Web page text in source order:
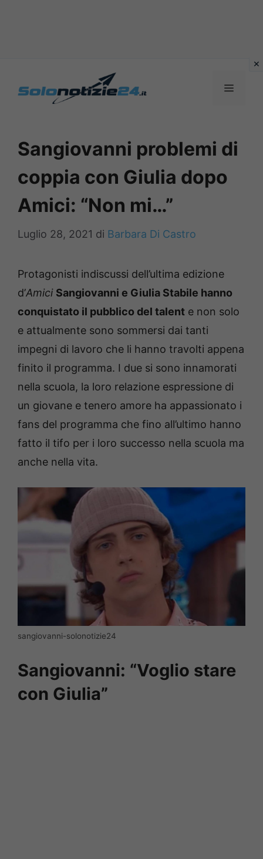
MENU
Sangiovanni problemi di
coppia con Giulia dopo
Amici: “Non mi…”
Luglio 28, 2021 di Barbara Di Castro
Protagonisti indiscussi dell’ultima edizione
d’Amici Sangiovanni e Giulia Stabile hanno
conquistato il pubblico del talent e non solo
e attualmente sono sommersi dai tanti
impegni di lavoro che li hanno travolti appena
finito il programma. I due si sono innamorati
nella scuola, la loro relazione espressione di
un giovane e tenero amore ha appassionato i
fans del programma che fino all’ultimo hanno
fatto il tifo per i loro successo nella scuola ma
anche nella vita.
sangiovanni-solonotizie24
Sangiovanni: “Voglio stare
con Giulia”